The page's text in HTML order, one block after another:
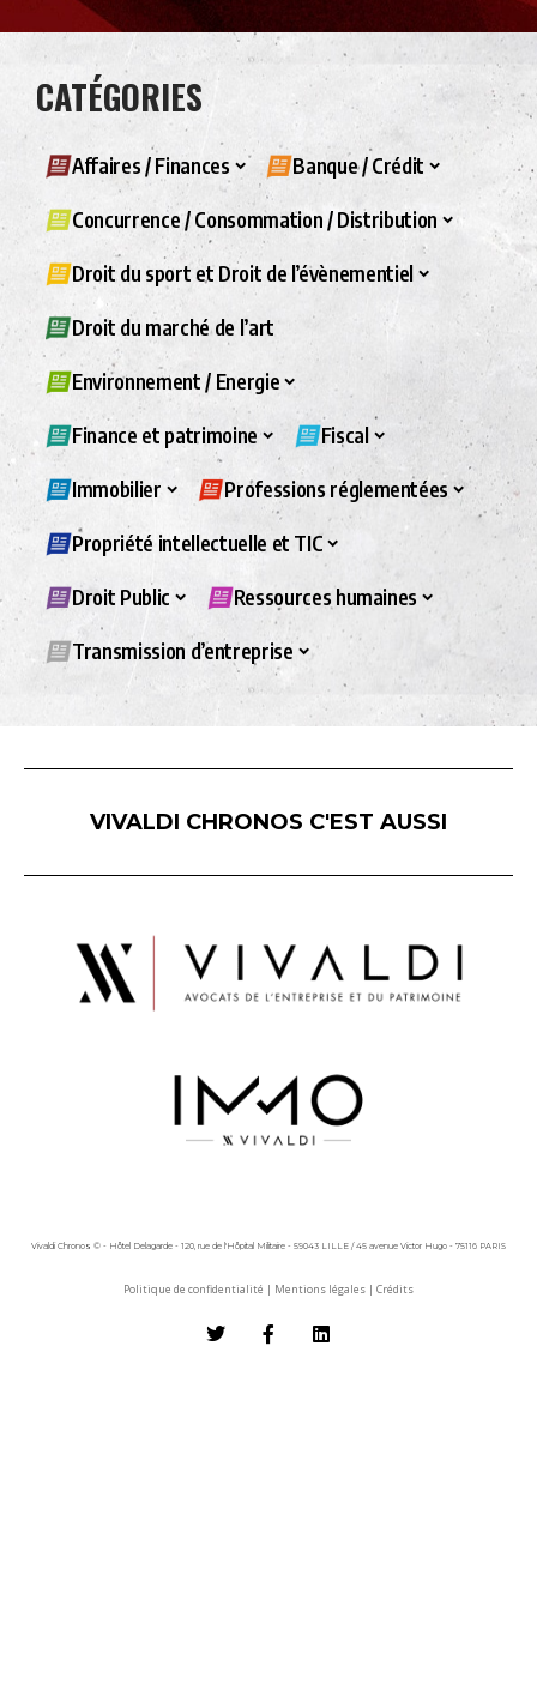
CATÉGORIES
Affaires / Finances Banque / Crédit
Concurrence / Consommation / Distribution
Droit du sport et Droit de l’évènementiel
Droit du marché de l’art
Environnement / Energie
Finance et patrimoine Fiscal
Immobilier Professions réglementées
Propriété intellectuelle et TIC
Droit Public Ressources humaines
Transmission d’entreprise
VIVALDI CHRONOS C'EST AUSSI
Vivaldi Chronos © - Hôtel Delagarde - 120, rue de l'Hôpital Militaire - 59043 LILLE / 45 avenue Victor Hugo - 75116 PARIS
Politique de confidentialité | Mentions légales | Crédits